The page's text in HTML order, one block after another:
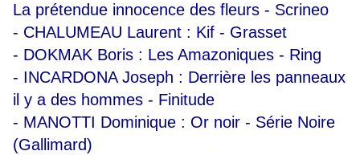
La prétendue innocence des fleurs - Scrineo
- CHALUMEAU Laurent : Kif - Grasset
- DOKMAK Boris : Les Amazoniques - Ring
- INCARDONA Joseph : Derrière les panneaux
il y a des hommes - Finitude
- MANOTTI Dominique : Or noir - Série Noire
(Gallimard)